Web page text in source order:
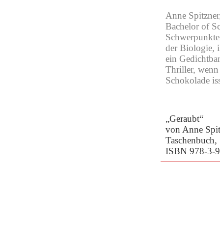
Anne
Bachelor of
der Biologie,
ein
Thriller, wenn
Schokolade
„Geraubt“
von Anne
ISBN 978-3-